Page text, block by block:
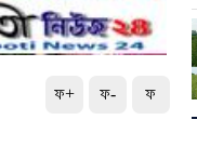
ফ+ ফ- ফ